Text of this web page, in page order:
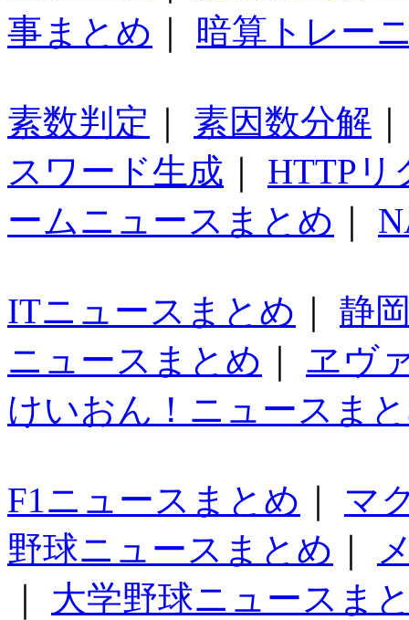
事まとめ
暗算トレー
素数判定 素因数分解
スワード生成
HTTPリ
ームニュースまとめ
ITニュースまとめ
静
ニュースまとめ
ヱヴ
けいおん！ニュースま
F1ニュースまとめ
マ
野球ニュースまとめ
大学野球ニュースま